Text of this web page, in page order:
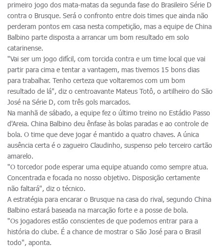
primeiro jogo dos mata-matas da segunda fase do Brasileiro Série D
contra o Brusque. Será o confronto entre dois times que ainda não
perderam pontos em casa nesta competição, mas a equipe de China
Balbino parte disposta a arrancar um bom resultado em solo
catarinense.
"Vai ser um jogo difícil, com torcida contra e um time local que vai
partir para cima e tentar a vantagem, mas tivemos 15 bons dias
para trabalhar. Tenho certeza que voltaremos com um bom
resultado de lá", diz o centroavante Mateus Totô, o artilheiro do São
José na Série D, com três gols marcados.
Na manhã de sábado, a equipe fez o último treino no Estádio Passo
d'Areia. China Balbino deu ênfase às bolas paradas e ao controle de
bola. O time que deve jogar é mantido a quatro chaves. A única
ausência certa é o zagueiro Claudinho, suspenso pelo terceiro cartão
amarelo.
"O torcedor pode esperar uma equipe atuando como sempre atua.
Concentrada e focada no nosso objetivo. Disposição certamente
não faltará", diz o técnico.
A estratégia para encarar o Brusque na casa do rival, segundo China
Balbino estará baseada na marcação forte e a posse de bola.
"Os jogadores estão conscientes de que podemos entrar para a
história do clube. É a chance de mostrar o São José para o Brasil
todo", aponta.